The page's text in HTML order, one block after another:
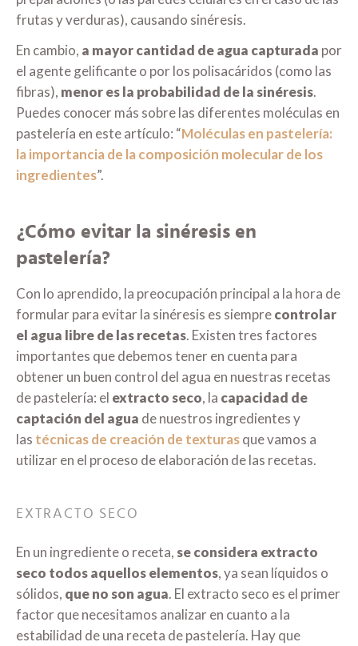
frutas y verduras), causando sinéresis.
En cambio, a mayor cantidad de agua capturada por
el agente gelificante o por los polisacáridos (como las
fibras), menor es la probabilidad de la sinéresis.
Puedes conocer más sobre las diferentes moléculas en
pastelería en este artículo: “Moléculas en pastelería:
la importancia de la composición molecular de los
ingredientes”.
¿Cómo evitar la sinéresis en
pastelería?
Con lo aprendido, la preocupación principal a la hora de
formular para evitar la sinéresis es siemprecontrolar
el agua libre de las recetas. Existen tres factores
importantes que debemos tener en cuenta para
obtener un buen control del agua en nuestras recetas
de pastelería: el extracto seco, la capacidad de
captación del agua de nuestros ingredientes y
las técnicas de creación de texturasque vamos a
utilizar en el proceso de elaboración de las recetas.
EXTRACTO SECO
En un ingrediente o receta, se considera extracto
seco todos aquellos elementos, ya sean líquidos o
sólidos, que no son agua. El extracto seco es el primer
factor que necesitamos analizar en cuanto a la
estabilidad de una receta de pastelería. Hay que